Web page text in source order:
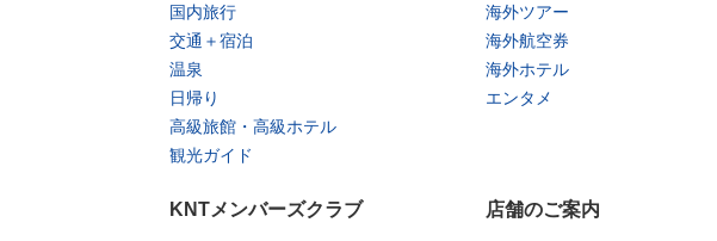
国内旅行
交通＋宿泊
温泉
日帰り
高級旅館・高級ホテル
観光ガイド
海外ツアー
海外航空券
海外ホテル
エンタメ
KNTメンバーズクラブ 店舗のご案内